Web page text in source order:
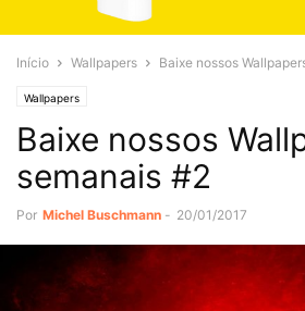
Início Wallpapers Baixe nossos
Wallpapers
Baixe nossos
semanais #2
Por Michel Buschmann - 20/01/2017